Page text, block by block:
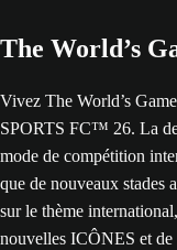
The World’s
Vivez The World’s
SPORTS FC™ 26. La
mode de compétition
que de nouveaux stades
sur le thème
nouvelles ICÔNES et